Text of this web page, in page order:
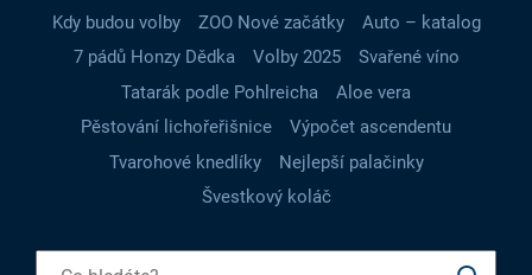
Kdy budou volby
ZOO Nové začátky
Auto – katalog
7 pádů Honzy Dědka
Volby 2025
Svařené víno
Tatarák podle Pohlreicha
Aloe vera
Pěstování lichořeřišnice
Výpočet ascendentu
Tvarohové knedlíky
Nejlepší palačinky
Švestkový koláč